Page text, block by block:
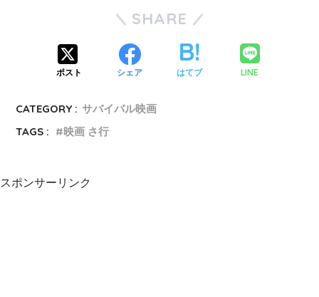
SHARE
ポスト シェア はてブ LINE
CATEGORY : サバイバル映画
TAGS :
映画 さ行
スポンサーリンク